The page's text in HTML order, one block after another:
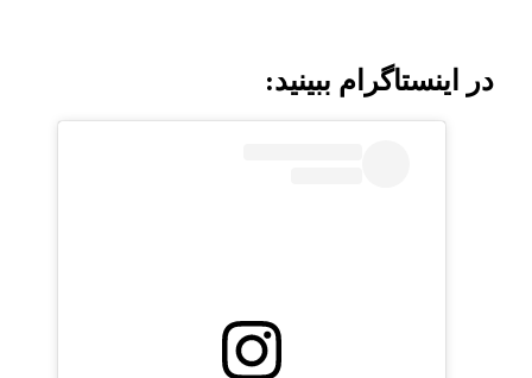
در اینستاگرام ببینید: